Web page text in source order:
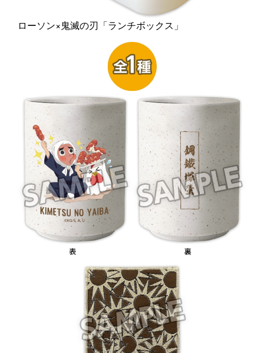
ローソン×鬼滅の刃「ランチボックス」